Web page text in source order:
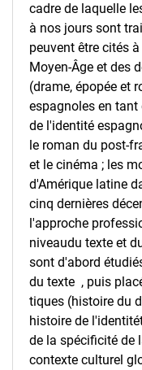
cadre de laquelle
à nos jours sont
peuvent être cités
Moyen-Âge et des
(drame, épopée et
espagnoles en
de l'identité
le roman du post-
et le cinéma ; les
d'Amérique latine
cinq dernières
l'approche
niveau­du texte et
sont d'abord
du texte­­ ­ , puis
tiques (histoire du
histoire de
de la spécificité de
contexte culturel